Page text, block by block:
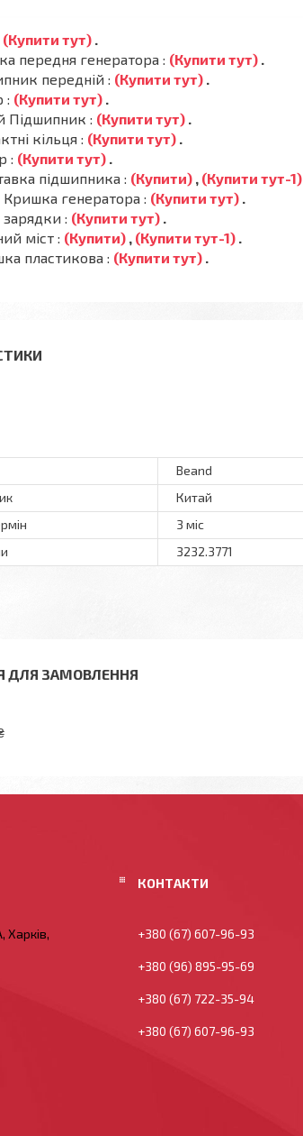
(Купити тут) .
передня генератора : (Купити тут) .
передній : (Купити тут) .
: (Купити тут) .
Підшипник : (Купити тут) .
кільця : (Купити тут) .
: (Купити тут) .
підшипника : (Купити) , (Купити тут-1)
Кришка генератора : (Купити тут) .
: (Купити тут) .
міст : (Купити) , (Купити тут-1) .
пластикова : (Купити тут) .
Beand
Китай
3 міс
3232.3771
ДЛЯ ЗАМОВЛЕННЯ
Харків,
+380 (67) 607-96-93
+380 (96) 895-95-69
+380 (67) 722-35-94
+380 (67) 607-96-93